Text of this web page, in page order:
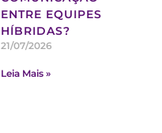
ENTRE EQUIPES
HÍBRIDAS?
21/07/2026
Leia Mais »